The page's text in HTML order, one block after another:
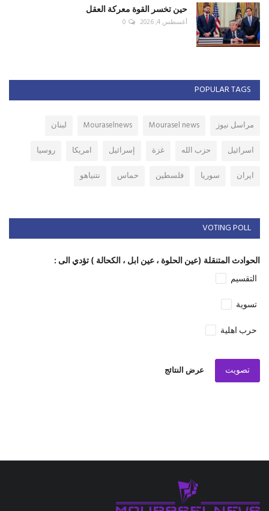
حين تخسر القوة معركة العقل
أغسطس 4, 2026 0
POPULAR TAGS
مراسل نيوز Mourasel news
Mouraselnews
لبنان
اسرائيل
حزب الله غزة إسرائيل امريكا
روسيا
ايران
سوريا فلسطين حماس نتنياهو
VOTING POLL
الحوادث المتنقلة (عين الحلوة ، عين ابل ، الكحالة ) تؤدي الى :
التقسيم
تسوية
حرب اهلية
تصويت عرض النتائج